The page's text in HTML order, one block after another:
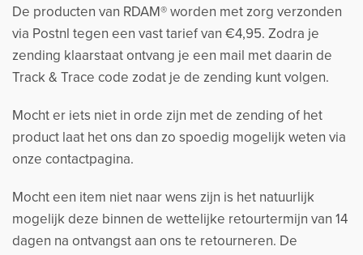
De producten van RDAM® worden met zorg verzonden
via Postnl tegen een vast tarief van €4,95. Zodra je
zending klaarstaat ontvang je een mail met daarin de
Track & Trace code zodat je de zending kunt volgen.
Mocht er iets niet in orde zijn met de zending of het
product laat het ons dan zo spoedig mogelijk weten via
onze contactpagina.
Mocht een item niet naar wens zijn is het natuurlijk
mogelijk deze binnen de wettelijke retourtermijn van 14
dagen na ontvangst aan ons te retourneren. De